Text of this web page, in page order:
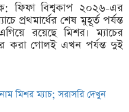
ফিফা বিশ্বকাপ ২০২৬-এর
প্রথমার্ধের শেষ মুহূর্ত পর্যন্ত
রয়েছে মিশর। ম্যাচের
করা গোলই এখন পর্যন্ত দুই
মিশর ম্যাচ; সরাসরি দেখুন